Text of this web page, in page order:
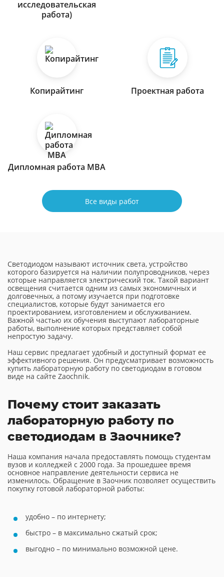
исследовательская
работа)
Копирайтинг Проектная работа
Дипломная работа МВА
Все виды работ
Светодиодом называют источник света, устройство
которого базируется на наличии полупроводников, через
которые направляется электрический ток. Такой вариант
освещения считается одним из самых экономичных и
долговечных, а потому изучается при подготовке
специалистов, которые будут занимается его
проектированием, изготовлением и обслуживанием.
Важной частью их обучения выступают лабораторные
работы, выполнение которых представляет собой
непростую задачу.
Наш сервис предлагает удобный и доступный формат ее
эффективного решения. Он предусматривает возможность
купить лабораторную работу по светодиодам в готовом
виде на сайте Zaochnik.
Почему стоит заказать
лабораторную работу по
светодиодам в Заочнике?
Наша компания начала предоставлять помощь студентам
вузов и колледжей с 2000 года. За прошедшее время
основное направление деятельности сервиса не
изменилось. Обращение в Заочник позволяет осуществить
покупку готовой лабораторной работы:
удобно – по интернету;
быстро – в максимально сжатый срок;
выгодно – по минимально возможной цене.